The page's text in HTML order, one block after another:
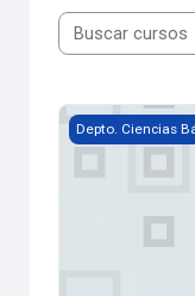
Buscar cursos
Imagen del
Depto. Ciencias